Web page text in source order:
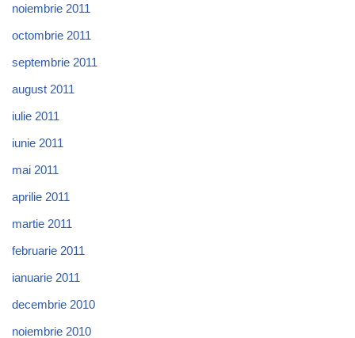
noiembrie 2011
octombrie 2011
septembrie 2011
august 2011
iulie 2011
iunie 2011
mai 2011
aprilie 2011
martie 2011
februarie 2011
ianuarie 2011
decembrie 2010
noiembrie 2010